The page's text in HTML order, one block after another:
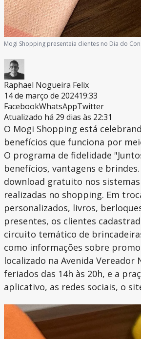
Mogi Shopping presenteia clientes no Dia do
Raphael Nogueira Felix
14 de março de 202419:33
FacebookWhatsAppTwitter
Atualizado há 29 dias às 22:31
O Mogi Shopping está
benefícios que funciona por
O programa de fidelidade
benefícios, vantagens e
download gratuito nos
realizadas no shopping. Em
personalizados, livros,
presentes, os clientes
circuito temático de
como informações sobre
localizado na Avenida Vereador
feriados das 14h às 20h, e a
aplicativo, as redes sociais, o